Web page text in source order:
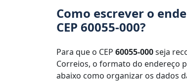
Como escrever o
CEP 60055-000?
Para que o CEP 60055-000seja
Correios, o formato do endereço
abaixo como organizar os dados